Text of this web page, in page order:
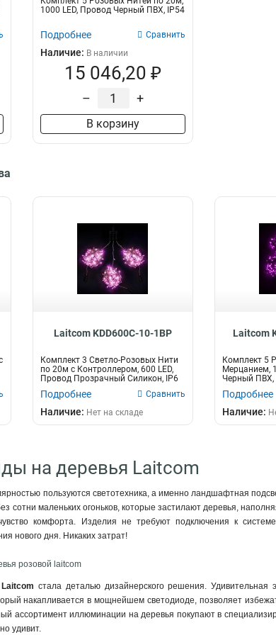
6
Элементы гирлянды 6
1000 LED, Провод Черный ПВХ, IP54
Подробнее Сравнить
Наличие: В наличии
15 046,20 ₽
– +
В корзину
Laitcom KDD600C-10-1BP
Комплект 3 Светло-Розовых Нити
по 20м c Контроллером, 600 LED,
Провод Прозрачный Силикон, IP6
Подробнее Сравнить
Наличие: Нет на складе
Laitcom
Комплект 5
Мерцанием,
Черный ПВХ,
Подробнее
Наличие:
на деревья Laitcom
пользуются светотехника, а именно ландшафтная
сотни маленьких огоньков, которые застилают деревья,
комфорта. Изделия не требуют подключения к
нового дня. Никаких затрат!
розовой laitcom
стала деталью дизайнерского решения. Удивительная
накапливается в мощнейшем светодиоде, позволяет
ассортимент иллюминации на деревья покупают в
удивит.